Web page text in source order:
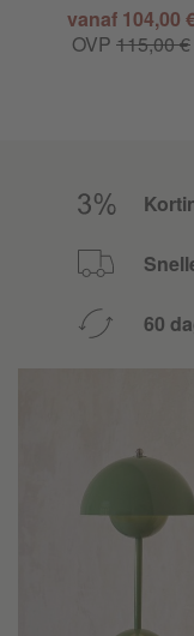
vanaf 104,00
OVP 115,00 €
60